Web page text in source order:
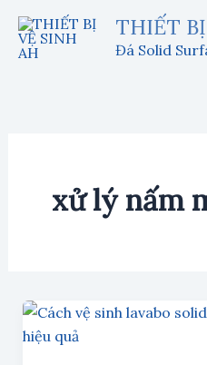
nội
THIẾT
Đá Solid
xử lý nấm